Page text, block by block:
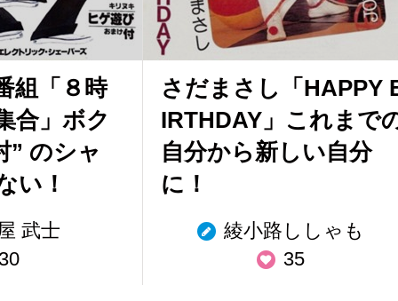
組「８時
合」ボク
” のシャ
い！
武士
さだまさし「HAPPY
IRTHDAY」これまで
自分から新しい自分
に！
綾小路ししゃも
35